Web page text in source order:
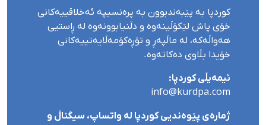
کوردپا بە پێبەندبوون بە پرەنسیپە ئەخلاقییەکانی
خۆی پاش لێکۆڵینەوە و دڵنیابوونەوە لە ڕاستیی
هەواڵەکە، لە ماڵپەڕ و تۆڕەکۆمەڵایەتییەکانی
خۆیدا بڵاوی دەکاتەوە.
ئیمەیڵی کوردپا:
info@kurdpa.com
ژمارەی پێوەندیی کوردپا لە واتساپ، سیگناڵ و